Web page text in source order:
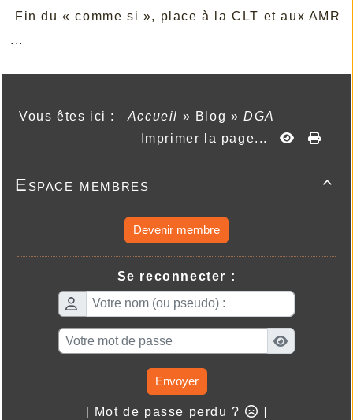
Fin du « comme si », place à la CLT et aux AMR
...
Vous êtes ici : Accueil » Blog »DGA
Imprimer la page...

Espace membres
Devenir membre
Se reconnecter :
Envoyer
[ Mot de passe perdu ? ]